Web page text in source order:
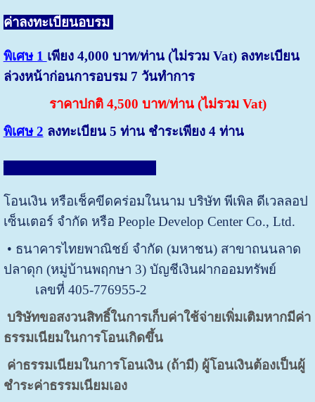
ค่าลงทะเบียนอบรม
พิเศษ 1 เพียง 4,000 บาท/ท่าน (ไม่รวม Vat) ลงทะเบียน
ล่วงหน้าก่อนการอบรม 7 วันทำการ
ราคาปกติ 4,500 บาท/ท่าน (ไม่รวม Vat)
พิเศษ 2 ลงทะเบียน 5 ท่าน ชำระเพียง 4 ท่าน
วิธีการชำระค่าลงทะเบียน
โอนเงิน หรือเช็คขีดคร่อมในนาม บริษัท พีเพิล ดีเวลลอป
เซ็นเตอร์ จำกัด หรือ People Develop Center Co., Ltd.
• ธนาคารไทยพาณิชย์ จำกัด (มหาชน) สาขาถนนลาด
ปลาดุก (หมู่บ้านพฤกษา 3) บัญชีเงินฝากออมทรัพย์
เลขที่ 405-776955-2
บริษัทขอสงวนสิทธิ์ในการเก็บค่าใช้จ่ายเพิ่มเติมหากมีค่า
ธรรมเนียมในการโอนเกิดขึ้น
ค่าธรรมเนียมในการโอนเงิน (ถ้ามี) ผู้โอนเงินต้องเป็นผู้
ชำระค่าธรรมเนียมเอง